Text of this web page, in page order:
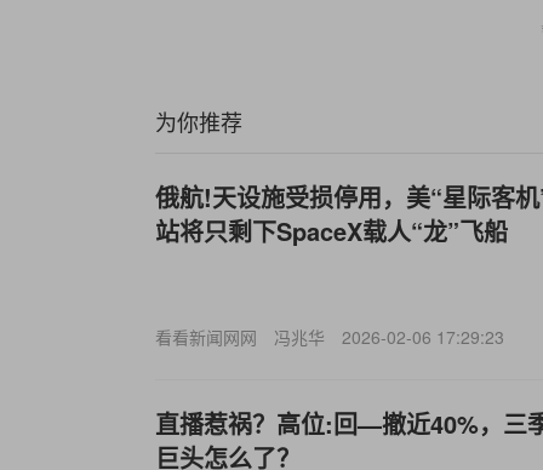
为你推荐
俄航!天设施受损停用，美“星际客
站将只剩下SpaceX载人“龙”飞船
看看新闻网网 冯兆华 2026-02-06 17:29:23
直播惹祸？高位:回—撤近40%，三
巨头怎么了？